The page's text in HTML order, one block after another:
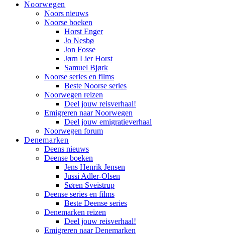
Noorwegen
Noors nieuws
Noorse boeken
Horst Enger
Jo Nesbø
Jon Fosse
Jørn Lier Horst
Samuel Bjørk
Noorse series en films
Beste Noorse series
Noorwegen reizen
Deel jouw reisverhaal!
Emigreren naar Noorwegen
Deel jouw emigratieverhaal
Noorwegen forum
Denemarken
Deens nieuws
Deense boeken
Jens Henrik Jensen
Jussi Adler-Olsen
Søren Sveistrup
Deense series en films
Beste Deense series
Denemarken reizen
Deel jouw reisverhaal!
Emigreren naar Denemarken